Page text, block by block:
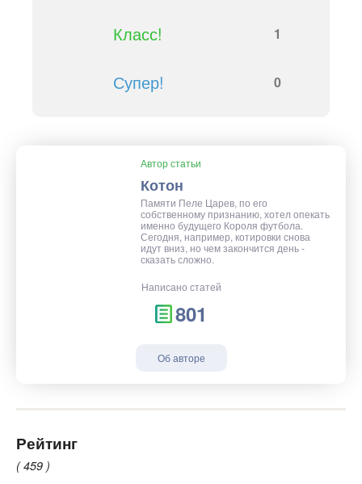
Класс! 1
Супер! 0
Автор статьи
Котон
Памяти Пеле Царев, по его
собственному признанию, хотел опекать
именно будущего Короля футбола.
Сегодня, например, котировки снова
идут вниз, но чем закончится день -
сказать сложно.
Написано статей
801
Об авторе
Рейтинг
( 459 )